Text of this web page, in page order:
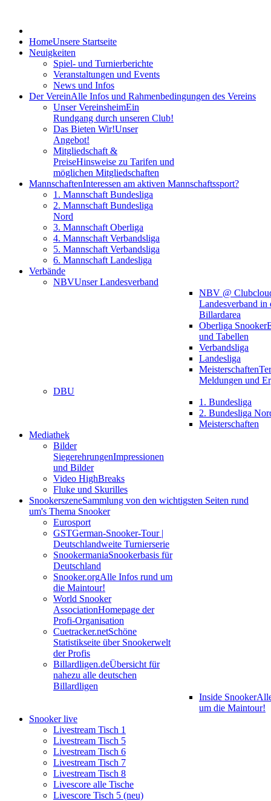
HomeUnsere Startseite
Neuigkeiten
Spiel- und Turnierberichte
Veranstaltungen und Events
News und Infos
Der VereinAlle Infos und Rahmenbedingungen des Vereins
Unser VereinsheimEin
Rundgang durch unseren Club!
Das Bieten Wir!Unser
Angebot!
Mitgliedschaft &
PreiseHinsweise zu Tarifen und
möglichen Mitgliedschaften
MannschaftenInteressen am aktiven Mannschaftssport?
1. Mannschaft Bundesliga
2. Mannschaft Bundesliga
Nord
3. Mannschaft Oberliga
4. Mannschaft Verbandsliga
5. Mannschaft Verbandsliga
6. Mannschaft Landesliga
Verbände
NBVUnser Landesverband
NBV @
Landesverband in
Billardarea
Oberliga Snooker
und Tabellen
Verbandsliga
Landesliga
Meisterschaften
Meldungen und
DBU
1. Bundesliga
2. Bundesliga
Meisterschaften
Mediathek
Bilder
SiegerehrungenImpressionen
und Bilder
Video HighBreaks
Fluke und Skurilles
SnookerszeneSammlung von den wichtigsten Seiten rund
um's Thema Snooker
Eurosport
GSTGerman-Snooker-Tour |
Deutschlandweite Turnierserie
SnookermaniaSnookerbasis für
Deutschland
Snooker.orgAlle Infos rund um
die Maintour!
World Snooker
AssociationHomepage der
Profi-Organisation
Cuetracker.netSchöne
Statistikseite über Snookerwelt
der Profis
Billardligen.deÜbersicht für
nahezu alle deutschen
Billardligen
Inside Snooker
um die Maintour!
Snooker live
Livestream Tisch 1
Livestream Tisch 5
Livestream Tisch 6
Livestream Tisch 7
Livestream Tisch 8
Livescore alle Tische
Livescore Tisch 5 (neu)